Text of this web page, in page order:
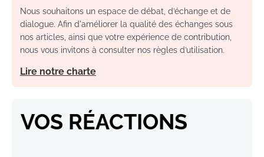
Nous souhaitons un espace de débat, d’échange et de
dialogue. Afin d'améliorer la qualité des échanges sous
nos articles, ainsi que votre expérience de contribution,
nous vous invitons à consulter nos règles d’utilisation.
Lire notre charte
VOS RÉACTIONS